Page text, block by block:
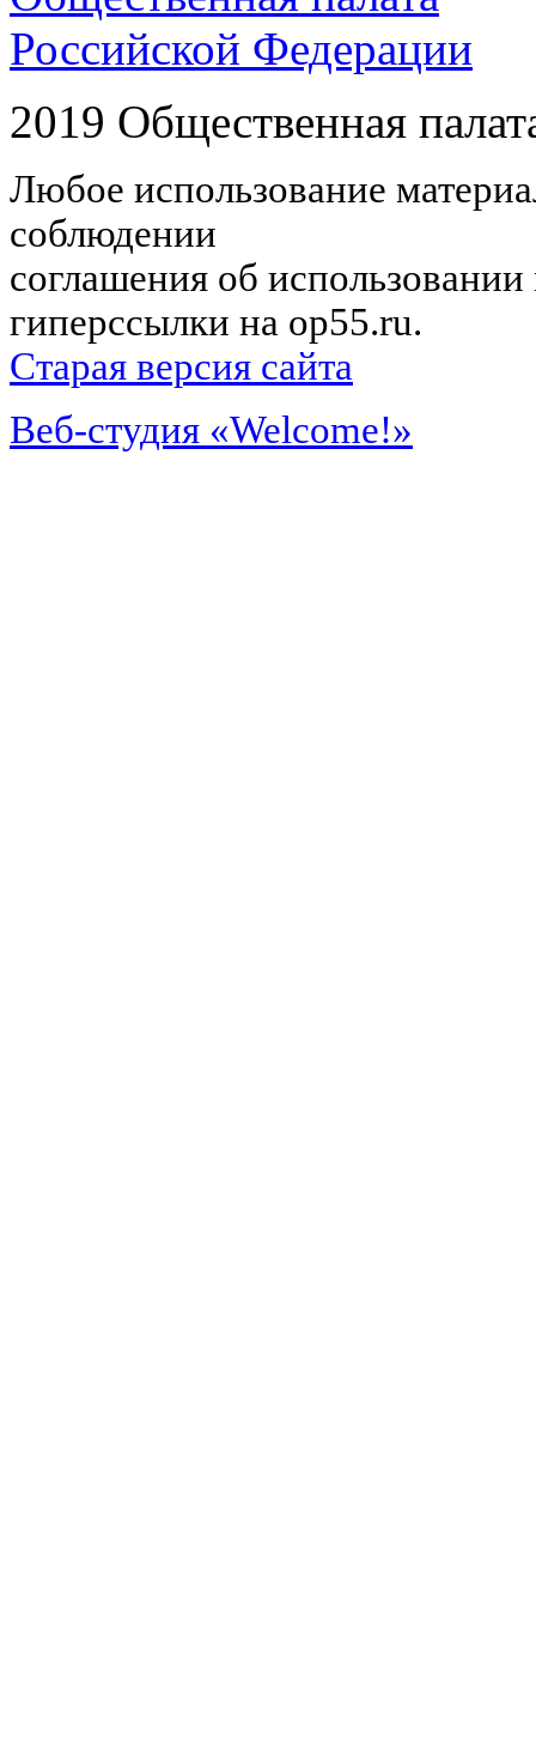
Российской Федерации
2019 Общественная
Любое использование
соблюдении
соглашения об
гиперссылки на op55.ru.
Старая версия сайта
Веб-студия «Welcome!»